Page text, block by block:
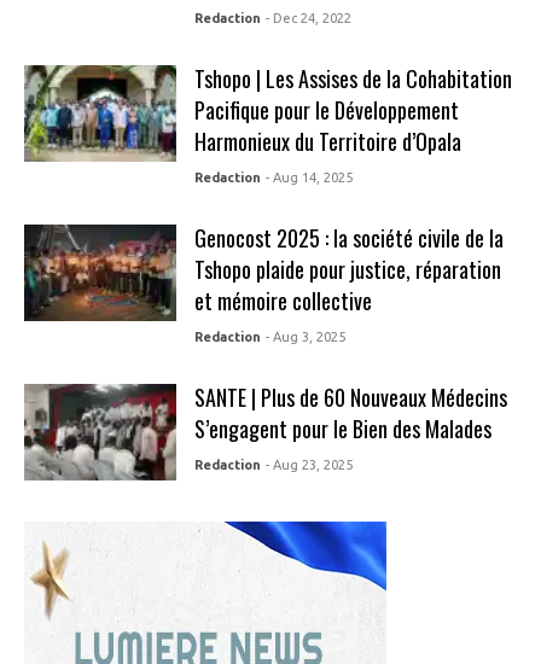
Redaction - Dec 24, 2022
Tshopo | Les Assises de la Cohabitation
Pacifique pour le Développement
Harmonieux du Territoire d’Opala
Redaction - Aug 14, 2025
Genocost 2025 : la société civile de la
Tshopo plaide pour justice, réparation
et mémoire collective
Redaction - Aug 3, 2025
SANTE | Plus de 60 Nouveaux Médecins
S’engagent pour le Bien des Malades
Redaction - Aug 23, 2025